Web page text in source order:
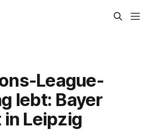
League-
lebt: Bayer
Leipzig